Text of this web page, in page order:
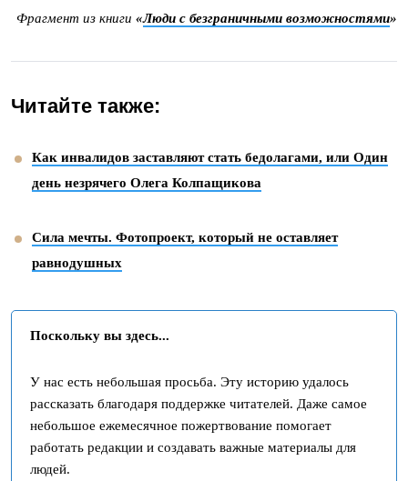
Фрагмент из книги «Люди с безграничными возможностями»
Читайте также:
Как инвалидов заставляют стать бедолагами, или Один
день незрячего Олега Колпащикова
Сила мечты. Фотопроект, который не оставляет
равнодушных
Поскольку вы здесь...
У нас есть небольшая просьба. Эту историю удалось
рассказать благодаря поддержке читателей. Даже самое
небольшое ежемесячное пожертвование помогает
работать редакции и создавать важные материалы для
людей.